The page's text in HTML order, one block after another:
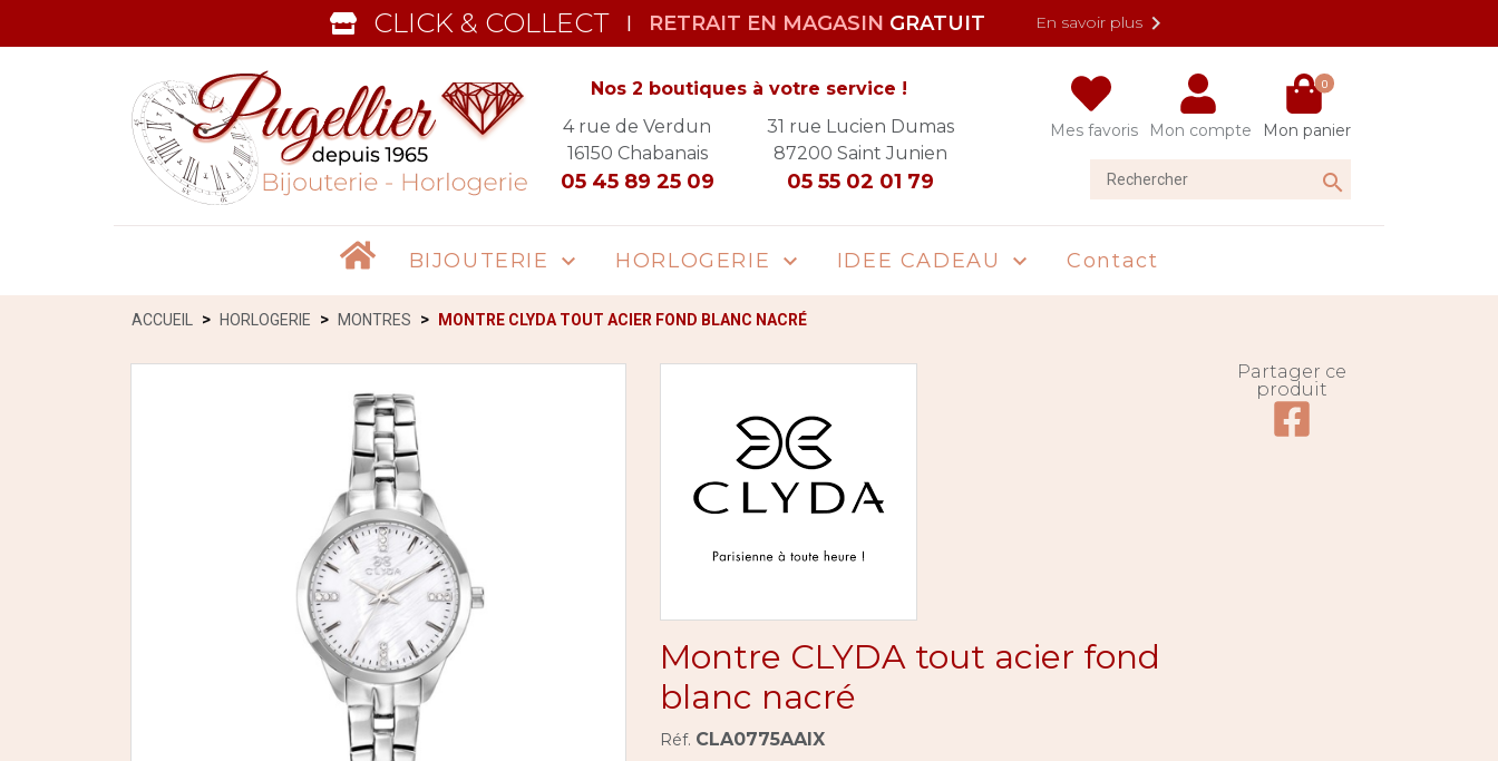
CLICK & COLLECT | RETRAIT EN MAGASIN GRATUIT En savoir plus
Nos 2 boutiques à votre service !
4 rue de Verdun
16150 Chabanais
05 45 89 25 09
31 rue Lucien Dumas
87200 Saint Junien
05 55 02 01 79
Mes favoris Mon compte
0
Mon panier

Rechercher
Accueil
BIJOUTERIE  HORLOGERIE  IDEE CADEAU  Contact
ACCUEIL HORLOGERIE MONTRES MONTRE CLYDA TOUT ACIER FOND BLANC NACRÉ
Montre CLYDA tout acier fond
blanc nacré
Réf. CLA0775AAIX
Partager ce
produit